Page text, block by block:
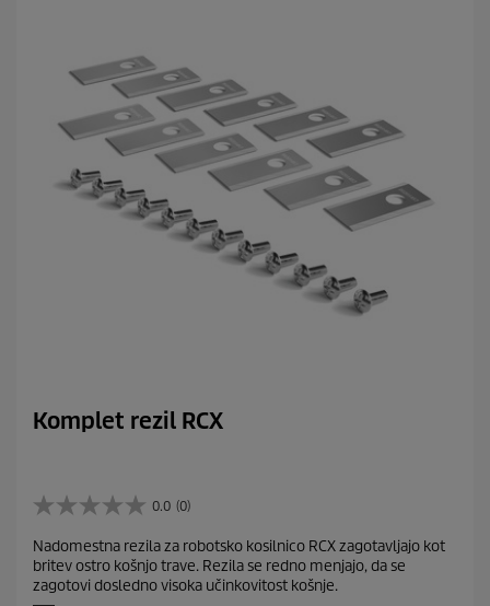
Komplet rezil RCX
0.0 (0)
0
0
o
d
Nadomestna rezila za robotsko kosilnico RCX zagotavljajo kot
britev ostro košnjo trave. Rezila se redno menjajo, da se
zagotovi dosledno visoka učinkovitost košnje.